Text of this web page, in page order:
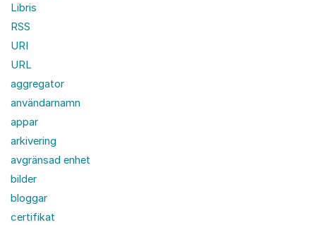
Libris
RSS
URI
URL
aggregator
användarnamn
appar
arkivering
avgränsad enhet
bilder
bloggar
certifikat